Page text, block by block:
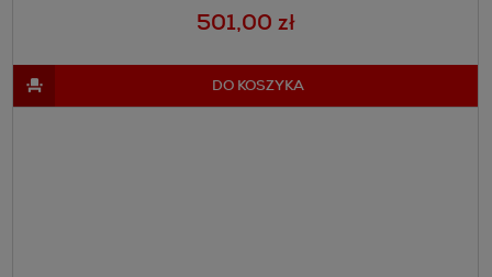
501,00 zł
DO KOSZYKA